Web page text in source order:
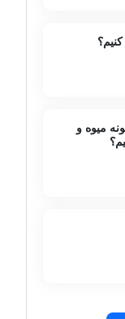
میوه و